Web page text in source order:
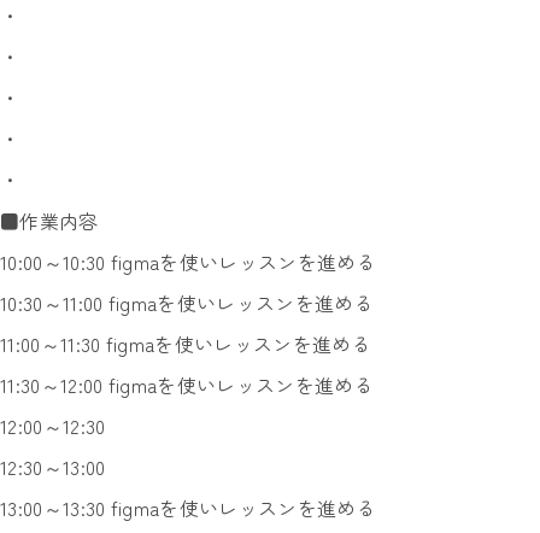
・
・
・
・
・
■作業内容
10:00～10:30 figmaを使いレッスンを進める
10:30～11:00 figmaを使いレッスンを進める
11:00～11:30 figmaを使いレッスンを進める
11:30～12:00 figmaを使いレッスンを進める
12:00～12:30
12:30～13:00
13:00～13:30 figmaを使いレッスンを進める